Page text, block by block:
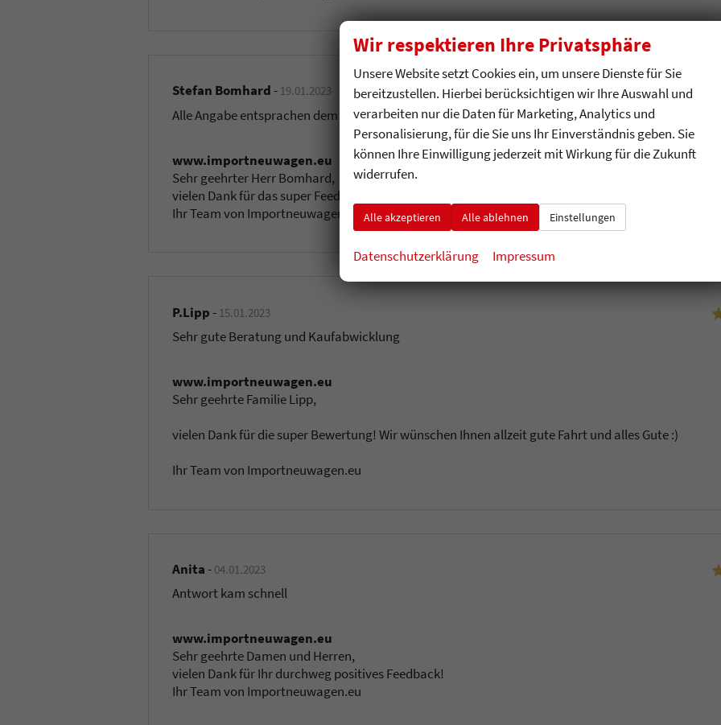
Stefan Bomhard- 19.01.2023
Alle Angabe entsprachen dem tatsächlichen Ablauf des Kaufs
www.importneuwagen.eu
Sehr geehrter Herr Bomhard,
vielen Dank für das super Feedback! Wir wünschen Ihnen allzeit gute Fahrt mit Ihrem neuen T-
Ihr Team von Importneuwagen.eu
P.Lipp- 15.01.2023
Sehr gute Beratung und Kaufabwicklung
www.importneuwagen.eu
Sehr geehrte Familie Lipp,
vielen Dank für die super Bewertung! Wir wünschen Ihnen allzeit gute Fahrt und alles Gute :)
Ihr Team von Importneuwagen.eu
Anita- 04.01.2023
Antwort kam schnell
www.importneuwagen.eu
Sehr geehrte Damen und Herren,
vielen Dank für Ihr durchweg positives Feedback!
Ihr Team von Importneuwagen.eu
Wir respektieren Ihre Privatsphäre
Unsere Website setzt Cookies ein, um unsere Dienste für Sie
bereitzustellen. Hierbei berücksichtigen wir Ihre Auswahl und
verarbeiten nur die Daten für Marketing, Analytics und
Personalisierung, für die Sie uns Ihr Einverständnis geben. Sie
können Ihre Einwilligung jederzeit mit Wirkung für die Zukunft
widerrufen.
Alle akzeptieren Alle ablehnen Einstellungen
Datenschutzerklärung Impressum